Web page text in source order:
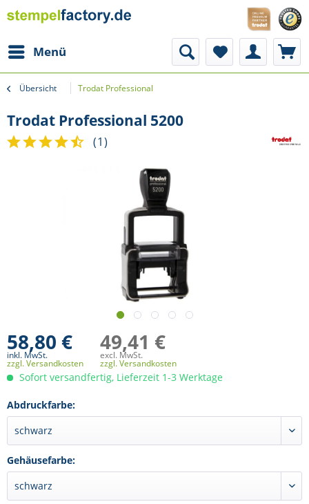
Menü
Übersicht Trodat Professional
Trodat Professional 5200
(1)
58,80 €
inkl. MwSt.
zzgl. Versandkosten
49,41 €
excl. MwSt.
zzgl. Versandkosten
Sofort versandfertig, Lieferzeit 1-3 Werktage
Abdruckfarbe:
Gehäusefarbe: